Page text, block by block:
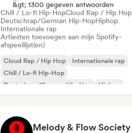
&gt; 1300 gegeven antwoorden
Chill / Lo-fi Hip-HopCloud Rap / Hip Hop
Deutschrap/German Hip-HopHiphop
Internationale rap
Artiesten toevoegen aan mijn Spotify-
afspeellijst(en)
Cloud Rap / Hip Hop
Internationale rap
Chill / Lo-fi Hip-Hop
Deutschrap/German Hip-Hop
Hiphop
Melody & Flow Society